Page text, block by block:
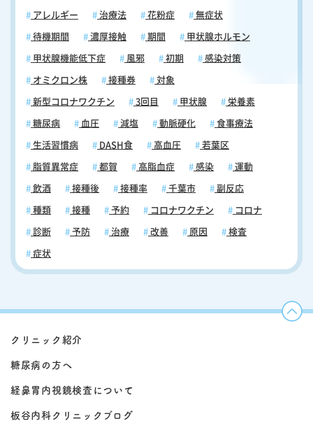
りますので、「千葉市で帯状疱疹ワクチンを公費助成で接種したい方へ
口まわりの帯状疱疹の診療およびワクチン接種相談に対応！ 当院では、
喉や口まわりに現れる帯状疱疹の診療に対応しています。片側の喉の痛
はもちろん、発疹が出る前の段階でも診察を受けることができます。ま
た、帯状疱疹ワクチンの接種相談にも対応しており、50歳以上の方や免
す。帯状疱疹は発症すると治療に時間がかかり、後遺症のリスクも伴い
ます。「もしかしたら帯状疱疹かもしれない」と感じた際は、お早めに
アレルギー 治療法 花粉症 無症状
待機期間 濃厚接触 期間 甲状腺ホルモン
甲状腺機能低下症 風邪 初期 感染対策
オミクロン株 接種券 対象
新型コロナワクチン 3回目 甲状腺 栄養素
糖尿病 血圧 減塩 動脈硬化 食事療法
生活習慣病 DASH食 高血圧 若葉区
脂質異常症 都賀 高脂血症 感染 運動
飲酒 接種後 接種率 千葉市 副反応
種類 接種 予約 コロナワクチン コロナ
診断 予防 治療 改善 原因 検査
症状
クリニック紹介
糖尿病の方へ
経鼻胃内視鏡検査について
板谷内科クリニックブログ